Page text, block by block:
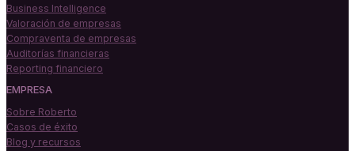
Business Intelligence
Valoración de empresas
Compraventa de empresas
Auditorías financieras
Reporting financiero
EMPRESA
Sobre Roberto
Casos de éxito
Blog y recursos